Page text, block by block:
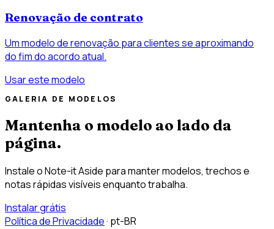
Renovação de contrato
Um modelo de renovação para clientes se aproximando
do fim do acordo atual.
Usar este modelo
GALERIA DE MODELOS
Mantenha o modelo ao lado da
página.
Instale o Note-it Aside para manter modelos, trechos e
notas rápidas visíveis enquanto trabalha.
Instalar grátis
Política de Privacidade· pt-BR